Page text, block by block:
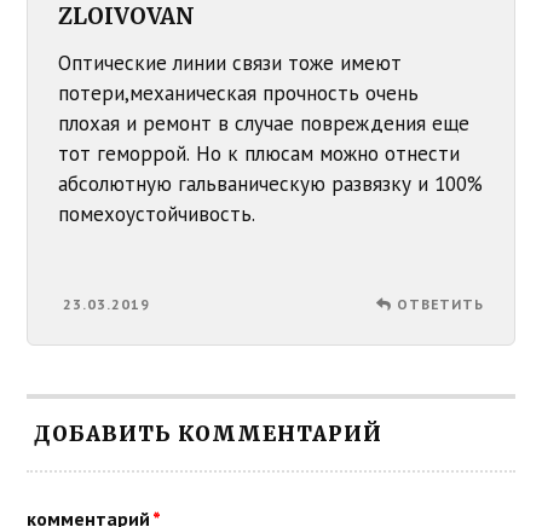
ZLOIVOVAN
Оптические линии связи тоже имеют
потери,механическая прочность очень
плохая и ремонт в случае повреждения еще
тот геморрой. Но к плюсам можно отнести
абсолютную гальваническую развязку и 100%
помехоустойчивость.
23.03.2019 ОТВЕТИТЬ
ДОБАВИТЬ КОММЕНТАРИЙ
комментарий *